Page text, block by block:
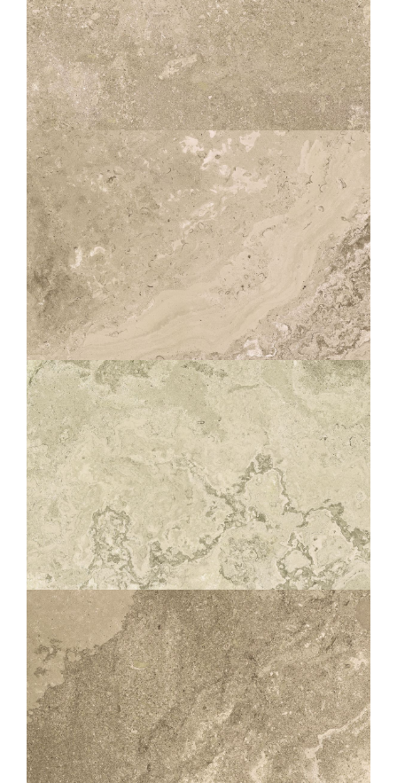
SOLITHE
CLAIR
60X120 60X60 30X60
SOLITHE
CLAIR STRUCTURÉ ANTIDÉRAPANT
OUTDOOR PLUS 20MM
60X90 60X60
SOLITHE
NATUREL
60X120 60X60 30X60 10X60